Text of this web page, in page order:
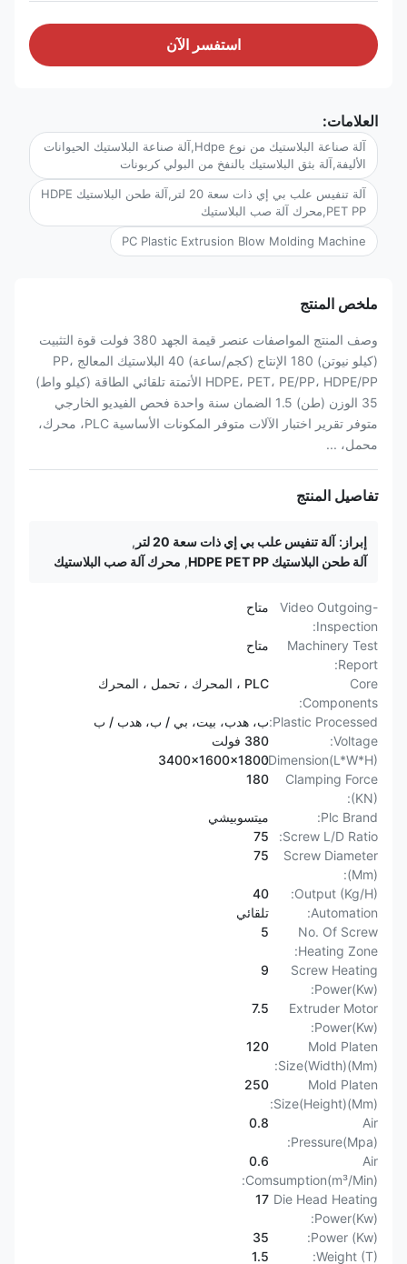
استفسر الآن
العلامات:
آلة صناعة البلاستيك من نوع Hdpe,آلة صناعة البلاستيك الحيوانات
الأليفة,آلة بثق البلاستيك بالنفخ من البولي كربونات
آلة تنفيس علب بي إي ذات سعة 20 لتر,آلة طحن البلاستيك HDPE
PET PP,محرك آلة صب البلاستيك
PC Plastic Extrusion Blow Molding Machine
ملخص المنتج
وصف المنتج المواصفات عنصر قيمة الجهد 380 فولت قوة التثبيت
(كيلو نيوتن) 180 الإنتاج (كجم/ساعة) 40 البلاستيك المعالج PP،
HDPE، PET، PE/PP، HDPE/PP الأتمتة تلقائي الطاقة (كيلو واط)
35 الوزن (طن) 1.5 الضمان سنة واحدة فحص الفيديو الخارجي
متوفر تقرير اختبار الآلات متوفر المكونات الأساسية PLC، محرك،
محمل، ...
تفاصيل المنتج
آلة تنفيس علب بي إي ذات سعة 20 لتر
,
آلة طحن البلاستيك HDPE PET PP
,محرك آلة صب البلاستيك
Video Outgoing-
Inspection:
متاح
Machinery Test
Report:
متاح
Components:
Plastic Processed: ب، هدب، بيت، بي / ب، هدب / ب
Voltage:
Dimension(L*W*H):
3400x1600x1800
Clamping Force
180
Plc Brand:
ميتسوبيشي
Screw L/D Ratio:
75
Screw Diameter
(Mm):
75
Output (Kg/H):
40
Automation:
تلقائي
No. Of Screw
Heating Zone:
Screw Heating
Power(Kw):
9
Extruder Motor
Power(Kw):
7.5
Mold Platen
Size(Width)(Mm):
Mold Platen
Size(Height)(Mm):
Pressure(Mpa):
Comsumption(m³/Min):
Die Head Heating
Power(Kw):
17
Power (Kw):
Weight (T):